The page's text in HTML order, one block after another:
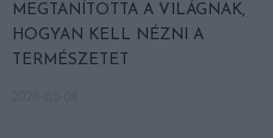
MEGTANÍTOTTA A VILÁGNAK,
HOGYAN KELL NÉZNI A
TERMÉSZETET